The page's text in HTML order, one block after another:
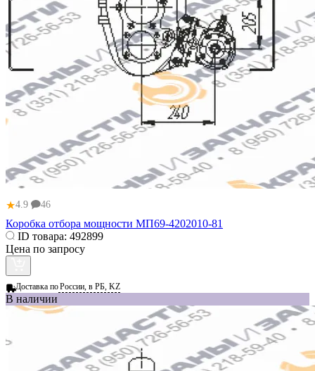
★4.9 46
Коробка отбора мощности МП69-4202010-81
ID товара: 492899
Цена по запросу
Доставка поРоссии, в РБ, KZ
В наличии